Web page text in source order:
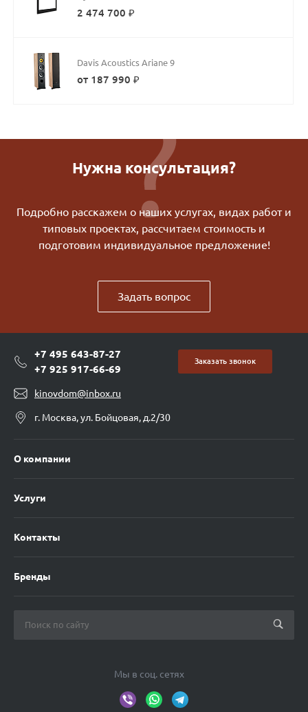
2 474 700 ₽
Davis Acoustics Ariane 9
от 187 990 ₽
Нужна консультация?
Подробно расскажем о наших услугах, видах работ и
типовых проектах, рассчитаем стоимость и
подготовим индивидуальное предложение!
Задать вопрос
+7 495 643-87-27
+7 925 917-66-69
Заказать звонок
kinovdom@inbox.ru
г. Москва, ул. Бойцовая, д.2/30
О компании
Услуги
Контакты
Бренды
Мы в соц. сетях